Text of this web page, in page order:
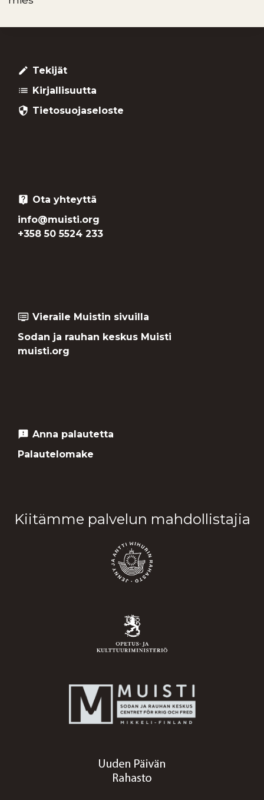
create Tekijät
list Kirjallisuutta
security Tietosuojaseloste
live_help Ota yhteyttä
info@muisti.org
+358 50 5524 233
dvr Vieraile Muistin sivuilla
Sodan ja rauhan keskus Muisti
muisti.org
feedback Anna palautetta
Palautelomake
Kiitämme palvelun mahdollistajia